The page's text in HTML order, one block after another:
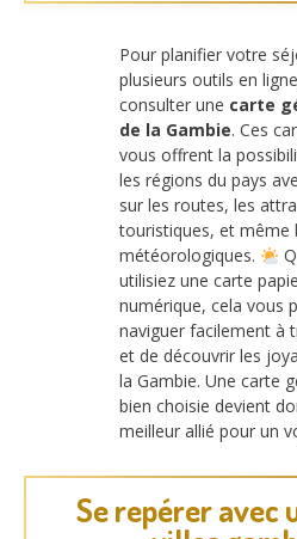
Pour planifier votre
plusieurs outils en
consulter une carte
de la Gambie. Ces
vous offrent la
les régions du pays
sur les routes, les
touristiques, et même
météorologiques.
utilisiez une carte
numérique, cela vous
naviguer facilement à
et de découvrir les
la Gambie. Une carte
bien choisie devient
meilleur allié pour un
Se repérer avec